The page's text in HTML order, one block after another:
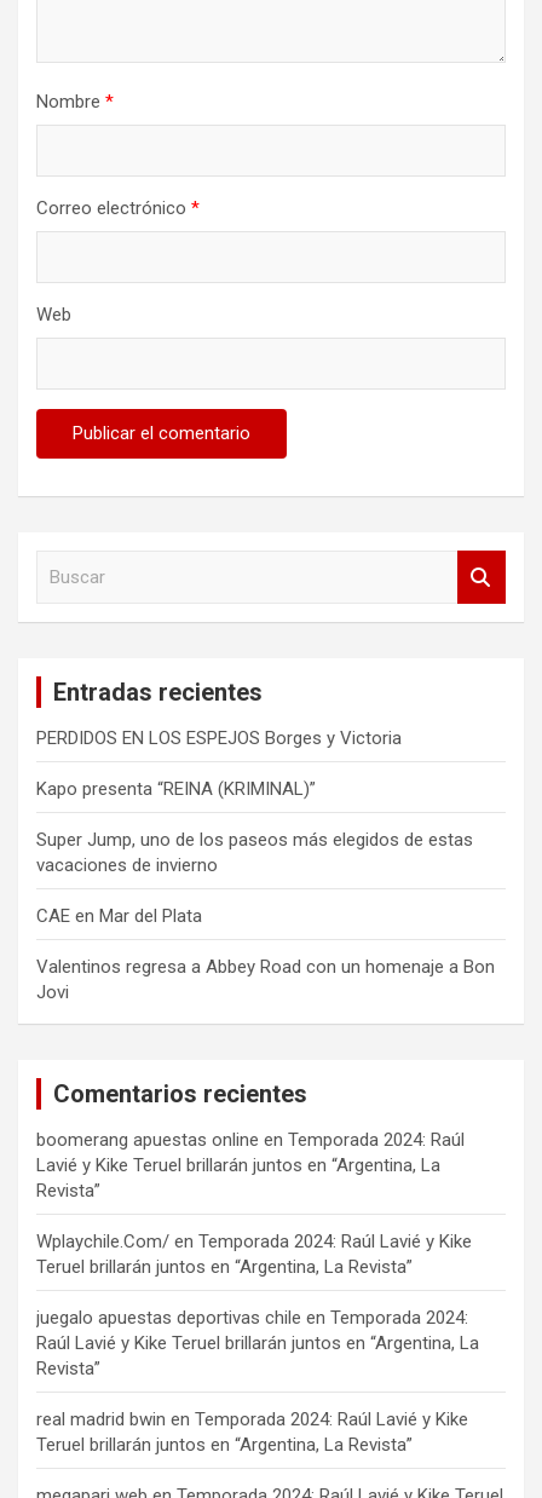
Nombre *
Correo electrónico *
Web
Entradas recientes
PERDIDOS EN LOS ESPEJOS Borges y Victoria
Kapo presenta “REINA (KRIMINAL)”
Super Jump, uno de los paseos más elegidos de estas
vacaciones de invierno
CAE en Mar del Plata
Valentinos regresa a Abbey Road con un homenaje a Bon
Jovi
Comentarios recientes
boomerang apuestas online en Temporada 2024: Raúl
Lavié y Kike Teruel brillarán juntos en “Argentina, La
Revista”
Wplaychile.Com/ en Temporada 2024: Raúl Lavié y Kike
Teruel brillarán juntos en “Argentina, La Revista”
juegalo apuestas deportivas chile en Temporada 2024:
Raúl Lavié y Kike Teruel brillarán juntos en “Argentina, La
Revista”
real madrid bwin en Temporada 2024: Raúl Lavié y Kike
Teruel brillarán juntos en “Argentina, La Revista”